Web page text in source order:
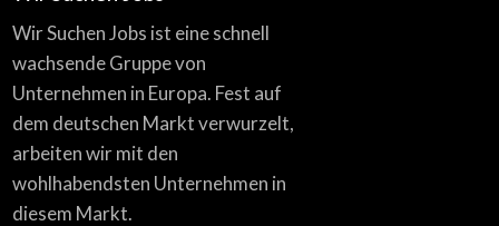
Wir Suchen Jobs ist eine schnell
wachsende Gruppe von
Unternehmen in Europa. Fest auf
dem deutschen Markt verwurzelt,
arbeiten wir mit den
wohlhabendsten Unternehmen in
diesem Markt.